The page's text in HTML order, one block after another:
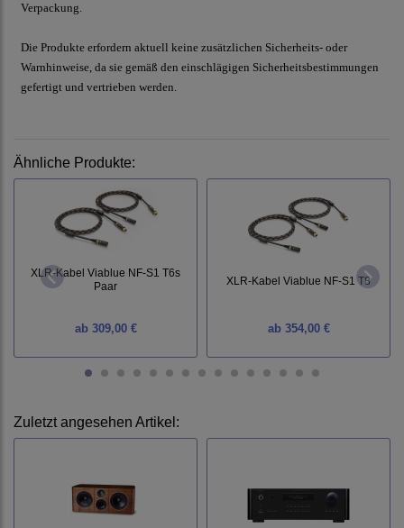
Verpackung.
Die Produkte erfordern aktuell keine zusätzlichen Sicherheits- oder
Warnhinweise, da sie gemäß den einschlägigen Sicherheitsbestimmungen
gefertigt und vertrieben werden.
Ähnliche Produkte:
XLR-Kabel Viablue NF-S1 T6s
Paar
ab309,00 €
XLR-Kabel Viablue NF-S1 T8
ab354,00 €
Zuletzt angesehen Artikel: